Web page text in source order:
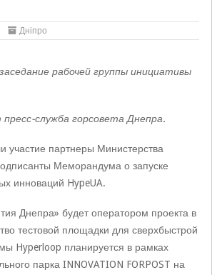
Дніпро
рабочей группы инициативы
служба горсовета Днепра.
участие партнеры Министерства
Меморандума о запуске
инноваций HypeUA.
Днепра» будет оператором проекта в
тестовой площадки для сверхбыстрой
Hyperloop планируется в рамках
парка INNOVATION FORPOST на